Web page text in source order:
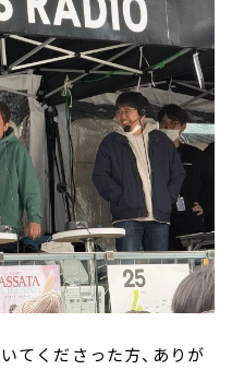
てくださった方、ありが